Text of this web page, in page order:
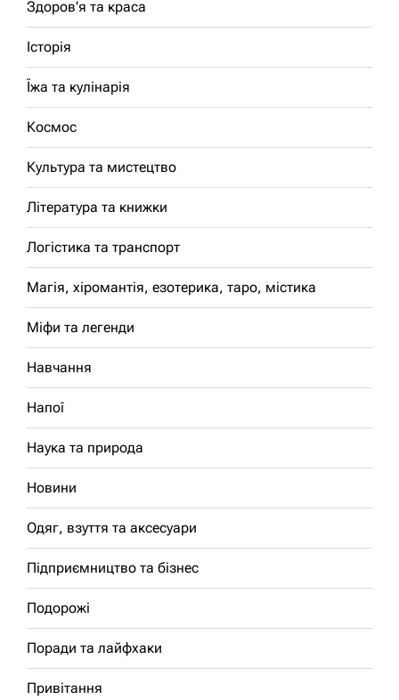
Здоров'я та краса
Історія
Їжа та кулінарія
Космос
Культура та мистецтво
Література та книжки
Логістика та транспорт
Магія, хіромантія, езотерика, таро, містика
Міфи та легенди
Навчання
Напої
Наука та природа
Новини
Одяг, взуття та аксесуари
Підприємництво та бізнес
Подорожі
Поради та лайфхаки
Привітання